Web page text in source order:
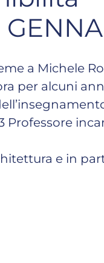
a Michele
per alcuni
e in